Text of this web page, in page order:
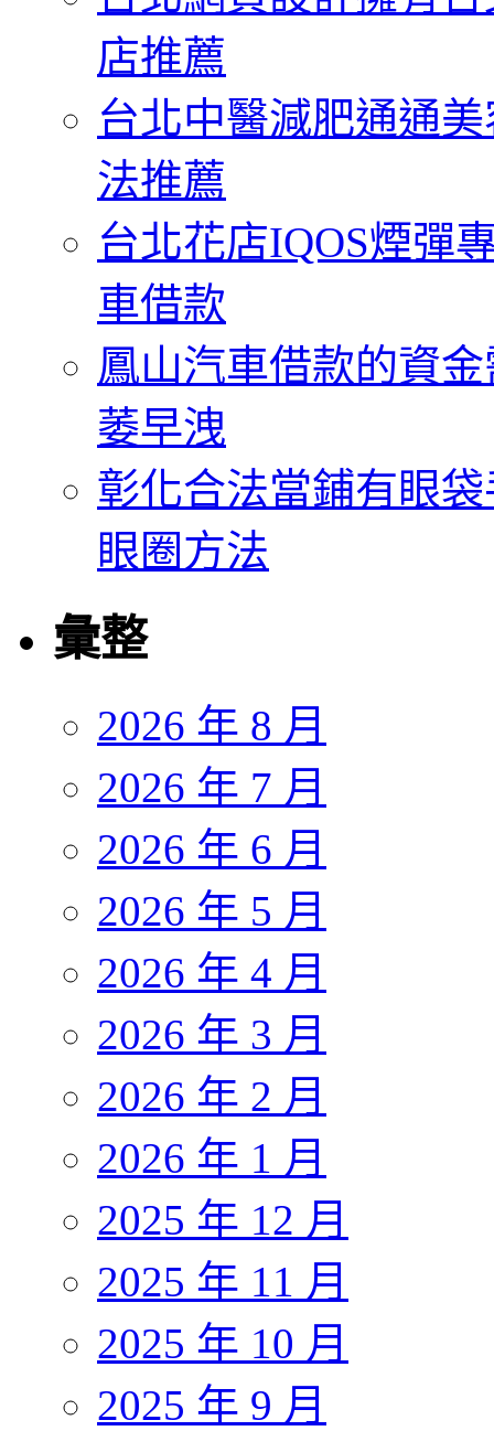
店推薦
台北中醫減肥通通
法推薦
台北花店IQOS煙彈
車借款
鳳山汽車借款的資
萎早洩
彰化合法當鋪有眼
眼圈方法
彙整
2026 年 8 月
2026 年 7 月
2026 年 6 月
2026 年 5 月
2026 年 4 月
2026 年 3 月
2026 年 2 月
2026 年 1 月
2025 年 12 月
2025 年 11 月
2025 年 10 月
2025 年 9 月